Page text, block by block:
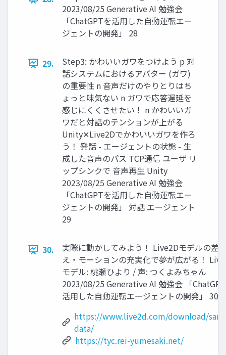
2023/08/25 Generative AI 勉強会
「ChatGPTを活用した自動運転エー
ジェントの開発」 28
29.
Step3: かわいいガワをつけよう p 対
話システムにおけるアバター (ガワ)
の重要性 n 音声だけのやりとりはち
ょっと味気ない n ガワで応答遅延を
感じにくくさせたい！ n かわいいガ
ワだと対話のテンションが上がる
Unity✕Live2Dでかわいいガワを作ろ
う！ 発話 - エージェントの状態 - 生
成した音声のパス TCP通信 ユーザ リ
ップシンクで 音声再生 Unity
2023/08/25 Generative AI 勉強会
「ChatGPTを活用した自動運転エー
ジェントの開発」 対話 エージェント
29
30.
実際に動かしてみよう！ Live2Dモデルの差
え・モーションの充実化で夢が広がる！
モデル: 桃瀬ひより / 声: つくよみちゃん
2023/08/25 Generative AI 勉強会 「
活用した自動運転エージェントの開発」 30
https://www.live2d.com/download/
data/
https://tyc.rei-yumesaki.net/